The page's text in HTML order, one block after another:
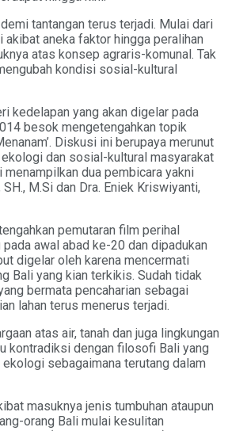
tantangan terus terjadi. Mulai dari
aneka faktor hingga peralihan
atas konsep agraris-komunal. Tak
kondisi sosial-kultural
kedelapan yang akan digelar pada
besok mengetengahkan topik
Diskusi ini berupaya merunut
dan sosial-kultural masyarakat
menampilkan dua pembicara yakni
SH., M.Si dan Dra. Eniek Kriswiyanti,
pemutaran film perihal
awal abad ke-20 dan dipadukan
digelar oleh karena mencermati
Bali yang kian terkikis. Sudah tidak
bermata pencaharian sebagai
lahan terus menerus terjadi.
atas air, tanah dan juga lingkungan
kontradiksi dengan filosofi Bali yang
sebagaimana terutang dalam
masuknya jenis tumbuhan ataupun
orang Bali mulai kesulitan